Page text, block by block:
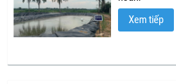
Xem tiếp